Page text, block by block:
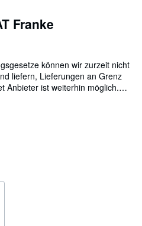
Franke
können wir zurzeit nicht
liefern, Lieferungen an Grenz
Anbieter ist weiterhin möglich.
packaging regulations, we are
Shipments to all countries
possible.